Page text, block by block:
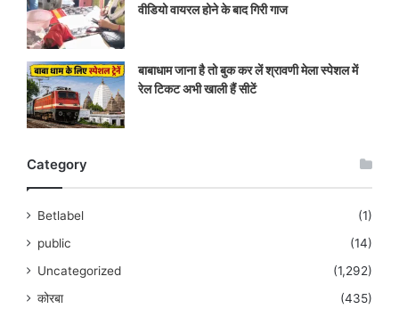
वीडियो वायरल होने के बाद गिरी गाज
बाबाधाम जाना है तो बुक कर लें श्रावणी मेला स्पेशल में
रेल टिकट अभी खाली हैं सीटें
Category
Betlabel
(1)
public
(14)
Uncategorized
(1,292)
कोरबा
(435)